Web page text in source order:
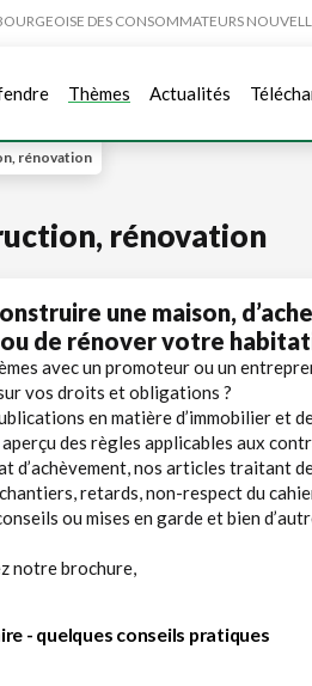
DES CONSOMMATEURS
Thèmes Actualités
rénovation
rénovation
une maison,
de rénover votre
avec un promoteur ou un
vos droits et obligations ?
en matière d’immobilier et
des règles applicables aux
d’achèvement, nos articles traitant
retards, non-respect du
ou mises en garde et bien
notre brochure,
- quelques conseils pratiques